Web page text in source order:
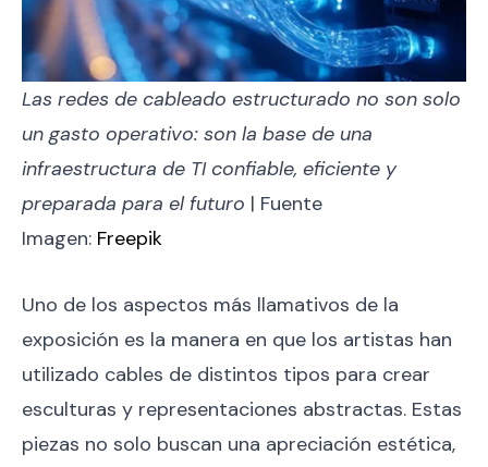
Las redes de cableado estructurado no son solo
un gasto operativo: son la base de una
infraestructura de TI confiable, eficiente y
preparada para el futuro | Fuente
Imagen: Freepik
Uno de los aspectos más llamativos de la
exposición es la manera en que los artistas han
utilizado cables de distintos tipos para crear
esculturas y representaciones abstractas. Estas
piezas no solo buscan una apreciación estética,